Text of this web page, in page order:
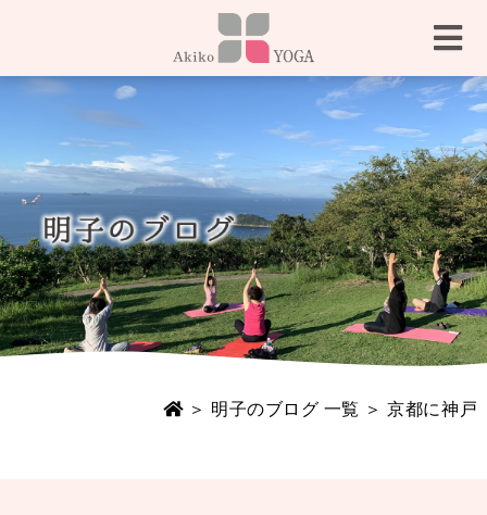
＞ 明子のブログ 一覧 ＞ 京都に神戸